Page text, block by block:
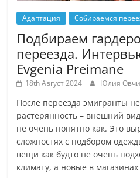
Адаптация Собираемся
Подбираем
переезда.
Evgenia Preimane
18th Август 2024 Юлия
После переезда эмигранты
растерянность – внешний
не очень понятно как. Это
сложностях с подбором
вещи как будто не очень
климату, а новые в